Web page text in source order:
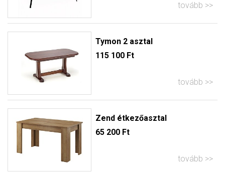
tovább
Tymon 2 asztal
115 100 Ft
tovább
Zend étkezőasztal
65 200 Ft
tovább